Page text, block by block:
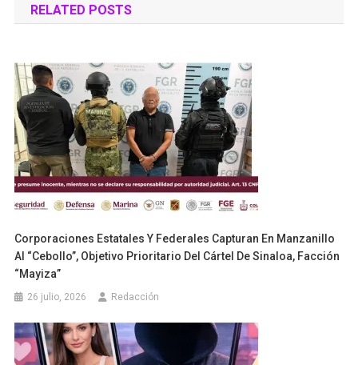
entradas
RELATED POSTS
Corporaciones Estatales Y Federales Capturan En Manzanillo
Al “Cebollo”, Objetivo Prioritario Del Cártel De Sinaloa, Facción
“Mayiza”
26 julio, 2026 Redacción